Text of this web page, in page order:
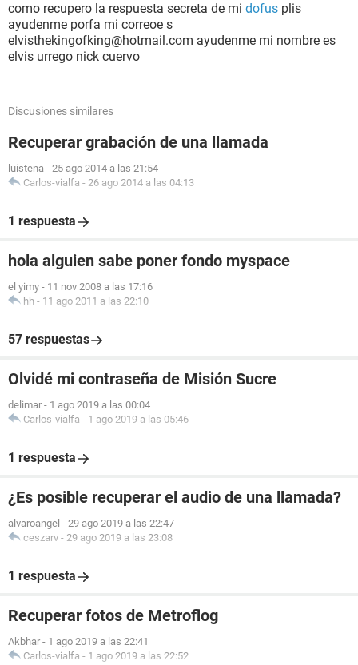
como recupero la respuesta secreta de mi dofus plis
ayudenme porfa mi correoe s
elvisthekingofking@hotmail.com ayudenme mi nombre es
elvis urrego nick cuervo
Discusiones similares
Recuperar grabación de una llamada
luistena - 25 ago 2014 a las 21:54
Carlos-vialfa - 26 ago 2014 a las 04:13
1 respuesta
hola alguien sabe poner fondo myspace
el yimy - 11 nov 2008 a las 17:16
hh - 11 ago 2011 a las 22:10
57 respuestas
Olvidé mi contraseña de Misión Sucre
delimar - 1 ago 2019 a las 00:04
Carlos-vialfa - 1 ago 2019 a las 05:46
1 respuesta
¿Es posible recuperar el audio de una llamada?
alvaroangel - 29 ago 2019 a las 22:47
ceszarv - 29 ago 2019 a las 23:08
1 respuesta
Recuperar fotos de Metroflog
Akbhar - 1 ago 2019 a las 22:41
Carlos-vialfa - 1 ago 2019 a las 22:52